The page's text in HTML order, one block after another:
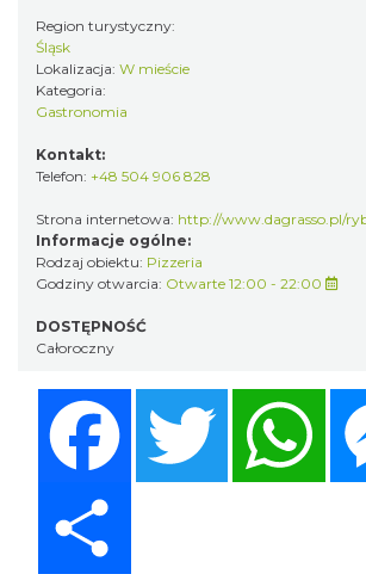
Region turystyczny:
Śląsk
Lokalizacja: W mieście
Kategoria:
Gastronomia
Kontakt:
Telefon: +48 504 906 828
Strona internetowa: http://www.dagrasso.pl/
Informacje ogólne:
Rodzaj obiektu: Pizzeria
Godziny otwarcia: Otwarte 12:00 - 22:00
DOSTĘPNOŚĆ
Całoroczny
Twitter